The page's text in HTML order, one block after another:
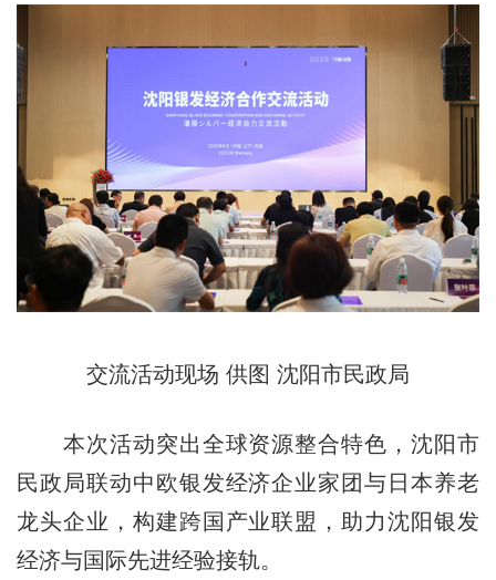
交流活动现场 供图 沈阳市民政局
本次活动突出全球资源整合特色，沈阳市
民政局联动中欧银发经济企业家团与日本养老
龙头企业，构建跨国产业联盟，助力沈阳银发
经济与国际先进经验接轨。